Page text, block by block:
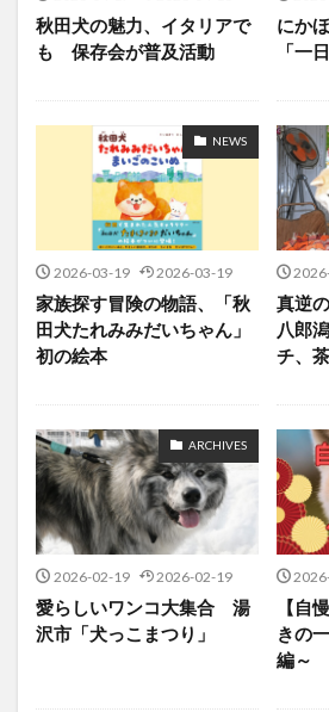
秋田犬の魅力、イタリアで
も 保存会が普及活動
にか
「一
NEWS
2026-03-19 2026-03-19
家族探す冒険の物語、「秋
田犬たれみみだいちゃん」
初の絵本
真逆
八郎
チ、
ARCHIVES
2026-02-19 2026-02-19
愛らしいワンコ大集合 湯
沢市「犬っこまつり」
【自
きの
編～